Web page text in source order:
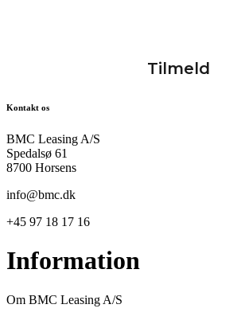
Kontakt os
BMC Leasing A/S
Spedalsø 61
8700 Horsens
info@bmc.dk
+45 97 18 17 16
Information
Om BMC Leasing A/S